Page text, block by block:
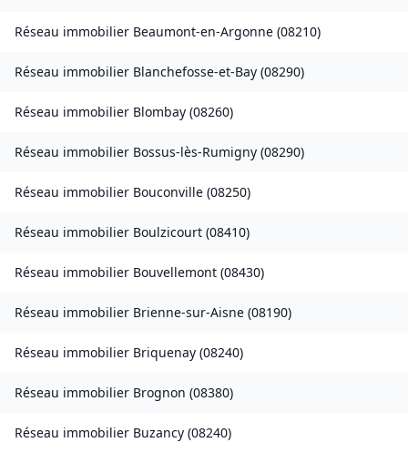
Réseau immobilier Beaumont-en-Argonne (08210)
Réseau immobilier Blanchefosse-et-Bay (08290)
Réseau immobilier Blombay (08260)
Réseau immobilier Bossus-lès-Rumigny (08290)
Réseau immobilier Bouconville (08250)
Réseau immobilier Boulzicourt (08410)
Réseau immobilier Bouvellemont (08430)
Réseau immobilier Brienne-sur-Aisne (08190)
Réseau immobilier Briquenay (08240)
Réseau immobilier Brognon (08380)
Réseau immobilier Buzancy (08240)